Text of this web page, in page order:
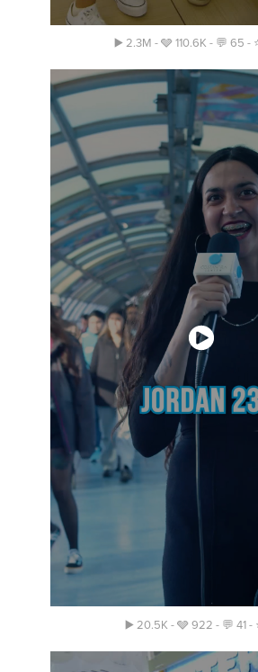
▶️ 2.3M - 🩶 110.6K - 💬 65 -
▶️ 20.5K - 🩶 922 - 💬 41 -